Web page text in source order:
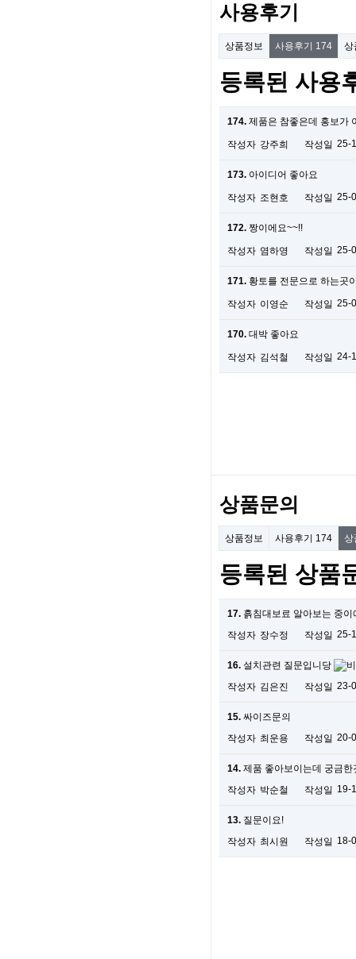
사용후기
상품정보 사용후기 174 상
등록된 사용
174. 제품은 참좋은데 홍보가
작성자 강주희 작성일 25-
173. 아이디어 좋아요
작성자 조현호 작성일 25-
172. 짱이에요~~!!
작성자 염하영 작성일 25-
171. 황토를 전문으로 하는곳
작성자 이영순 작성일 25-
170. 대박 좋아요
작성자 김석철 작성일 24-
상품문의
상품정보 사용후기 174 상
등록된 상품
17. 흙침대보료 알아보는 중이
작성자 장수정 작성일 25-
16. 설치관련 질문입니당
작성자 김은진 작성일 23-
15. 싸이즈문의
작성자 최운용 작성일 20-
14. 제품 좋아보이는데 궁금한
작성자 박순철 작성일 19-
13. 질문이요!
작성자 최시원 작성일 18-